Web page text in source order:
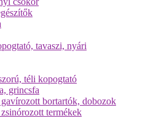
tavaszi, nyári
téli kopogtató
grincsfa
bortartók, dobozok
termékek